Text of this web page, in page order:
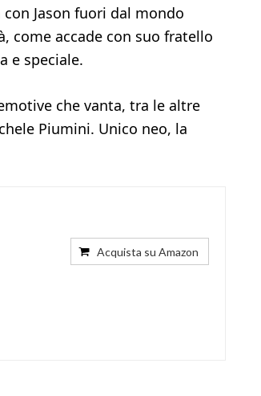
con Jason fuori dal mondo
come accade con suo fratello
e speciale.
che vanta, tra le altre
Piumini. Unico neo, la
Acquista su Amazon